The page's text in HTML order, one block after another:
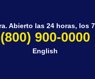
Abierto las 24 horas, los
(800) 900-0000
English